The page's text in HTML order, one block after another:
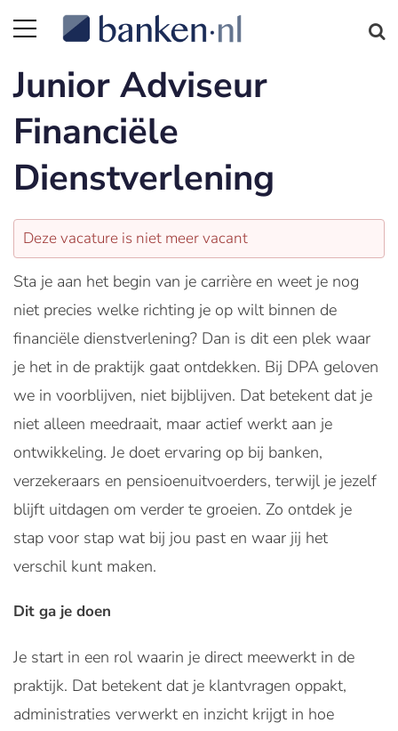
Junior Adviseur
Financiële
Dienstverlening
Deze vacature is niet meer vacant
Sta je aan het begin van je carrière en weet je nog
niet precies welke richting je op wilt binnen de
financiële dienstverlening? Dan is dit een plek waar
je het in de praktijk gaat ontdekken. Bij DPA geloven
we in voorblijven, niet bijblijven. Dat betekent dat je
niet alleen meedraait, maar actief werkt aan je
ontwikkeling. Je doet ervaring op bij banken,
verzekeraars en pensioenuitvoerders, terwijl je jezelf
blijft uitdagen om verder te groeien. Zo ontdek je
stap voor stap wat bij jou past en waar jij het
verschil kunt maken.
Dit ga je doen
Je start in een rol waarin je direct meewerkt in de
praktijk. Dat betekent dat je klantvragen oppakt,
administraties verwerkt en inzicht krijgt in hoe